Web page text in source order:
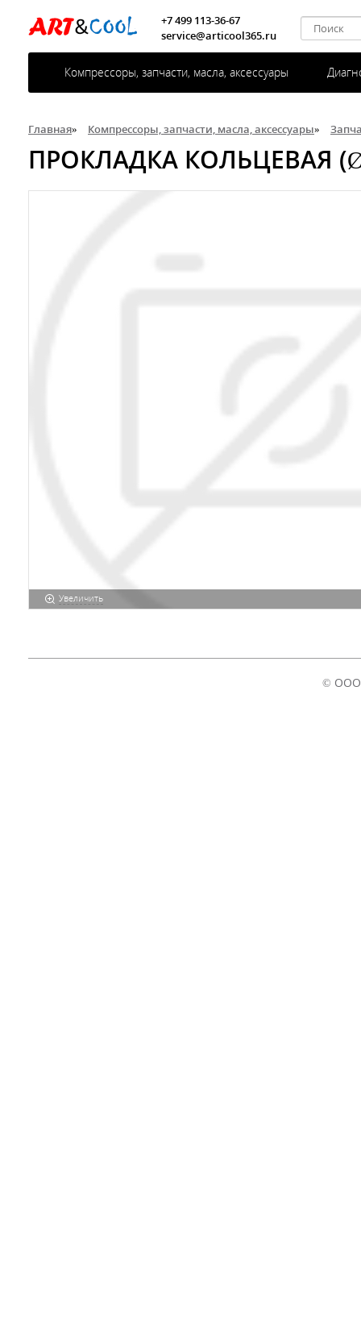
Компрессоры, запчасти, масла, аксессуары
+7 499 113-36-67
service@articool365.ru
Главная» Компрессоры, запчасти, масла, аксессуары»
ПРОКЛАДКА КОЛЬЦЕВАЯ
Увеличить
© ООО